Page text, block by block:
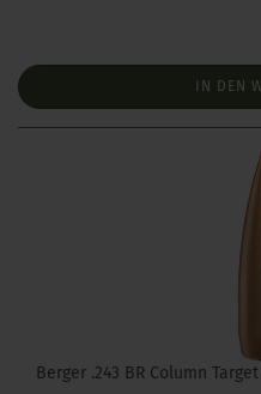
IN DEN
Berger .243 BR Column